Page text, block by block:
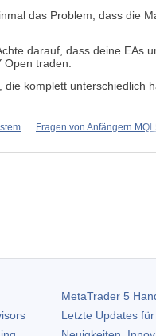
das Problem, dass die
darauf, dass deine EAs
traden.
komplett unterschiedlich
Fragen von Anfängern
MetaTrader 5
Letzte Updates für